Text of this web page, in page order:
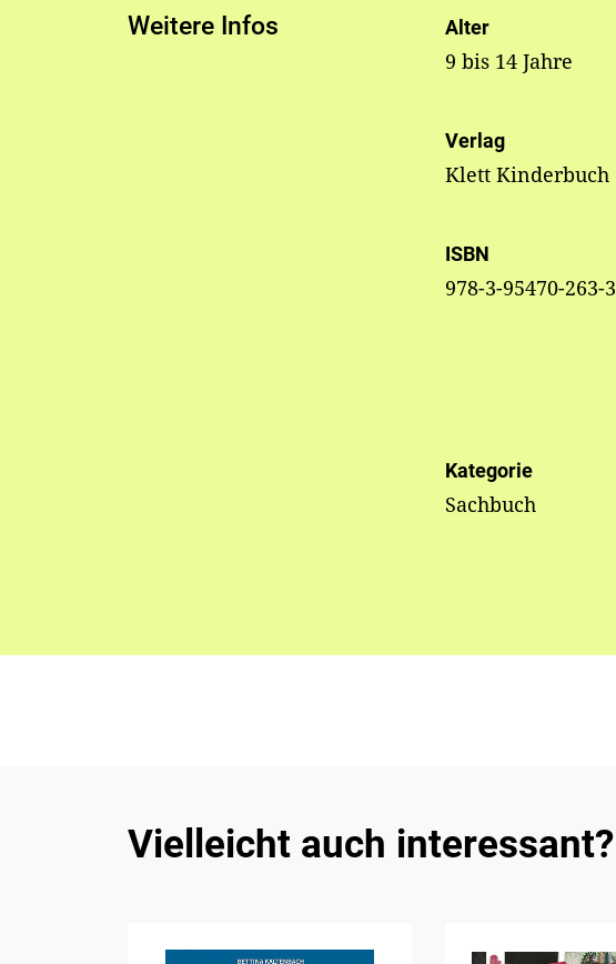
Weitere Infos Alter
9 bis 14 Jahre
Verlag
Klett Kinderbuch
ISBN
978-3-95470-263-3
Kategorie
Sachbuch
Vielleicht auch interessant?